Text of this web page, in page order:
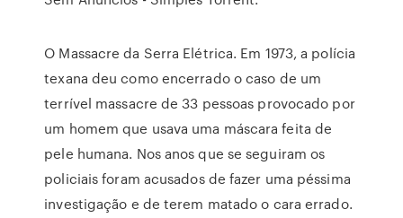
O Massacre da Serra Elétrica. Em 1973, a polícia
texana deu como encerrado o caso de um
terrível massacre de 33 pessoas provocado por
um homem que usava uma máscara feita de
pele humana. Nos anos que se seguiram os
policiais foram acusados de fazer uma péssima
investigação e de terem matado o cara errado.